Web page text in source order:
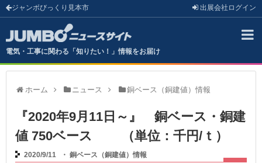
ジャンボびっくり見本市 出展会社 ログイン
電気・工事に関わる「知りたい！」情報をお届け
ホーム ニュース 銅ベース（銅建値）情報
『2020年9月11日～』 銅ベース・銅建
値 750ベース （単位：千円/ｔ）
2020/9/11 ・ 銅ベース（銅建値）情報